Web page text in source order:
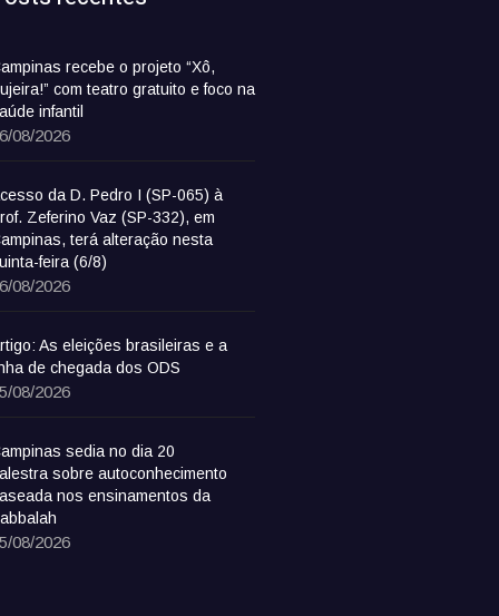
recebe o projeto “Xô,
com teatro gratuito e foco na
infantil
08/2026
da D. Pedro I (SP-065) à
Zeferino Vaz (SP-332), em
terá alteração nesta
feira (6/8)
08/2026
As eleições brasileiras e a
de chegada dos ODS
08/2026
sedia no dia 20
sobre autoconhecimento
nos ensinamentos da
08/2026